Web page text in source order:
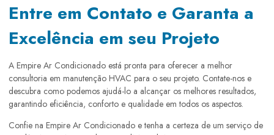
Entre em Contato e Garanta a
Excelência em seu Projeto
A Empire Ar Condicionado está pronta para oferecer a melhor
consultoria em manutenção HVAC para o seu projeto. Contate-nos e
descubra como podemos ajudá-lo a alcançar os melhores resultados,
garantindo eficiência, conforto e qualidade em todos os aspectos.
Confie na Empire Ar Condicionado e tenha a certeza de um serviço de